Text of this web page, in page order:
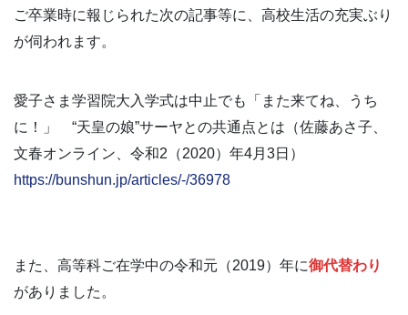
ご卒業時に報じられた次の記事等に、高校生活の充実ぶり
が伺われます。
愛子さま学習院大入学式は中止でも「また来てね、うち
に！」 “天皇の娘”サーヤとの共通点とは（佐藤あさ子、
文春オンライン、令和2（2020）年4月3日）
https://bunshun.jp/articles/-/36978
また、高等科ご在学中の令和元（2019）年に御代替わり
がありました。